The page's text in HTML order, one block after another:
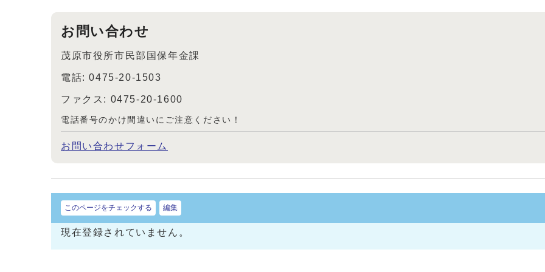
お問い合わせ
茂原市役所市民部国保年金課
電話: 0475-20-1503
ファクス: 0475-20-1600
電話番号のかけ間違いにご注意ください！
お問い合わせフォーム
このページをチェックする 編集
現在登録されていません。